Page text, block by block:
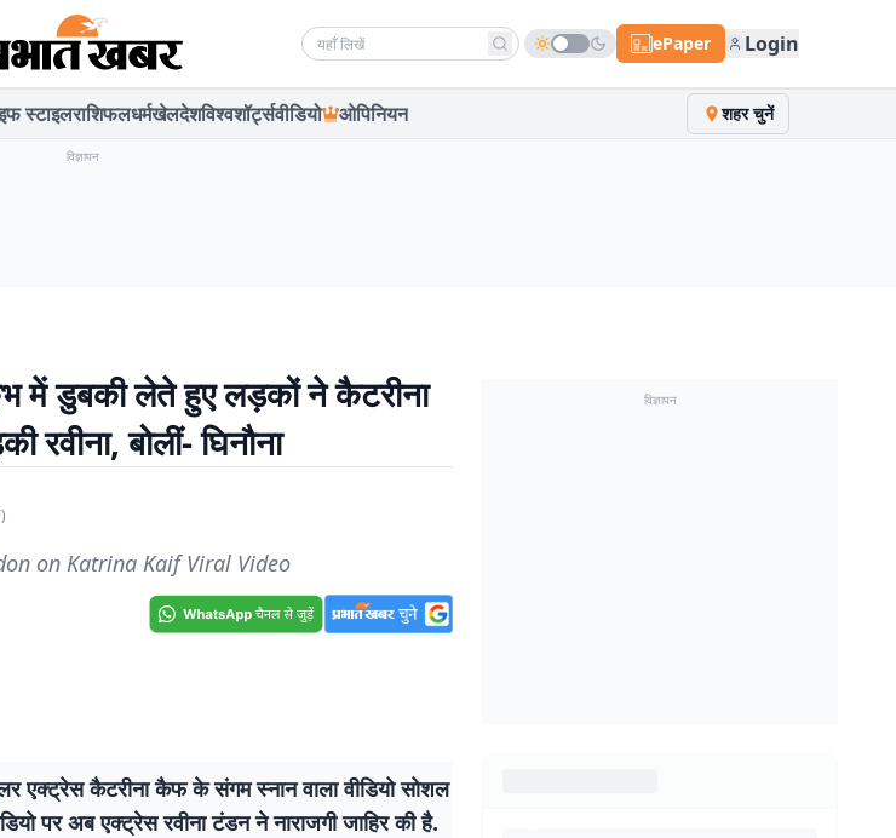
Search news ePaper Login
स्टाइलराशिफलधर्मखेलदेशविश्वशॉर्ट्सवीडियो ओपिनियन शहर चुनें
विज्ञापन
डुबकी लेते हुए लड़कों ने कैटरीना
रवीना, बोलीं- घिनौना
on Katrina Kaif Viral Video
एक्ट्रेस कैटरीना कैफ के संगम स्नान वाला वीडियो सोशल
पर अब एक्ट्रेस रवीना टंडन ने नाराजगी जाहिर की है.
विज्ञापन